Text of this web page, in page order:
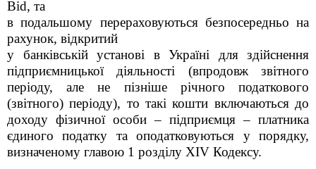
Bid, та
в подальшому перераховуються безпосередньо на
рахунок, відкритий
у банківській установі в Україні для здійснення
підприємницької діяльності (впродовж звітного
періоду, але не пізніше річного податкового
(звітного) періоду), то такі кошти включаються до
доходу фізичної особи – підприємця – платника
єдиного податку та оподатковуються у порядку,
визначеному главою 1 розділу XIV Кодексу.